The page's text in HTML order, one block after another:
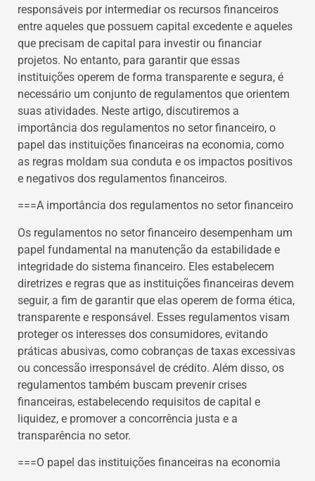
responsáveis por intermediar os recursos financeiros
entre aqueles que possuem capital excedente e aqueles
que precisam de capital para investir ou financiar
projetos. No entanto, para garantir que essas
instituições operem de forma transparente e segura, é
necessário um conjunto de regulamentos que orientem
suas atividades. Neste artigo, discutiremos a
importância dos regulamentos no setor financeiro, o
papel das instituições financeiras na economia, como
as regras moldam sua conduta e os impactos positivos
e negativos dos regulamentos financeiros.
===A importância dos regulamentos no setor financeiro
Os regulamentos no setor financeiro desempenham um
papel fundamental na manutenção da estabilidade e
integridade do sistema financeiro. Eles estabelecem
diretrizes e regras que as instituições financeiras devem
seguir, a fim de garantir que elas operem de forma ética,
transparente e responsável. Esses regulamentos visam
proteger os interesses dos consumidores, evitando
práticas abusivas, como cobranças de taxas excessivas
ou concessão irresponsável de crédito. Além disso, os
regulamentos também buscam prevenir crises
financeiras, estabelecendo requisitos de capital e
liquidez, e promover a concorrência justa e a
transparência no setor.
===O papel das instituições financeiras na economia